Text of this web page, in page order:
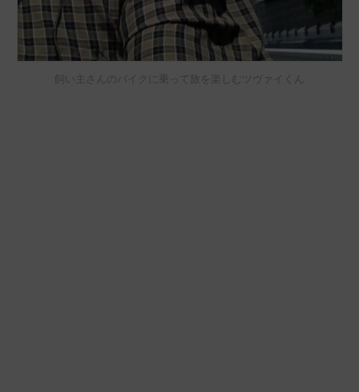
飼い主さんのバイクに乗って旅を楽しむツヴァイくん